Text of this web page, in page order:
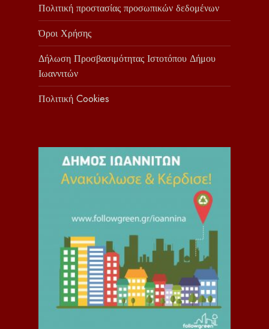
Πολιτική προστασίας προσωπικών δεδομένων
Όροι Χρήσης
Δήλωση Προσβασιμότητας Ιστοτόπου Δήμου
Ιωαννιτών
Πολιτική Cookies